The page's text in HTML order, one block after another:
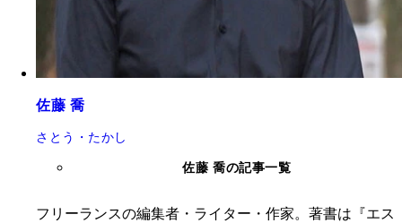
佐藤 喬
さとう・たかし
佐藤 喬の記事一覧
フリーランスの編集者・ライター・作家。著書は『エス